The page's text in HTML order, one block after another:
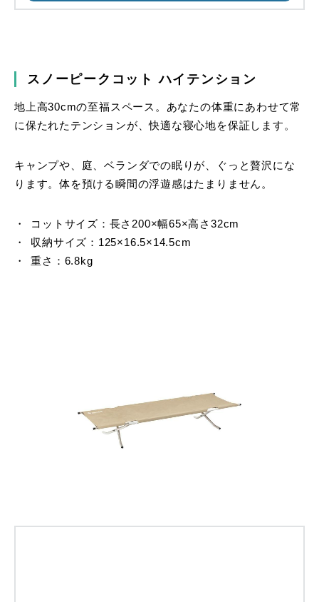
スノーピークコット ハイテンション
地上高30cmの至福スペース。あなたの体重にあわせて常
に保たれたテンションが、快適な寝心地を保証します。
キャンプや、庭、ベランダでの眠りが、ぐっと贅沢にな
ります。体を預ける瞬間の浮遊感はたまりません。
コットサイズ：長さ200×幅65×高さ32cm
収納サイズ：125×16.5×14.5cm
重さ：6.8kg